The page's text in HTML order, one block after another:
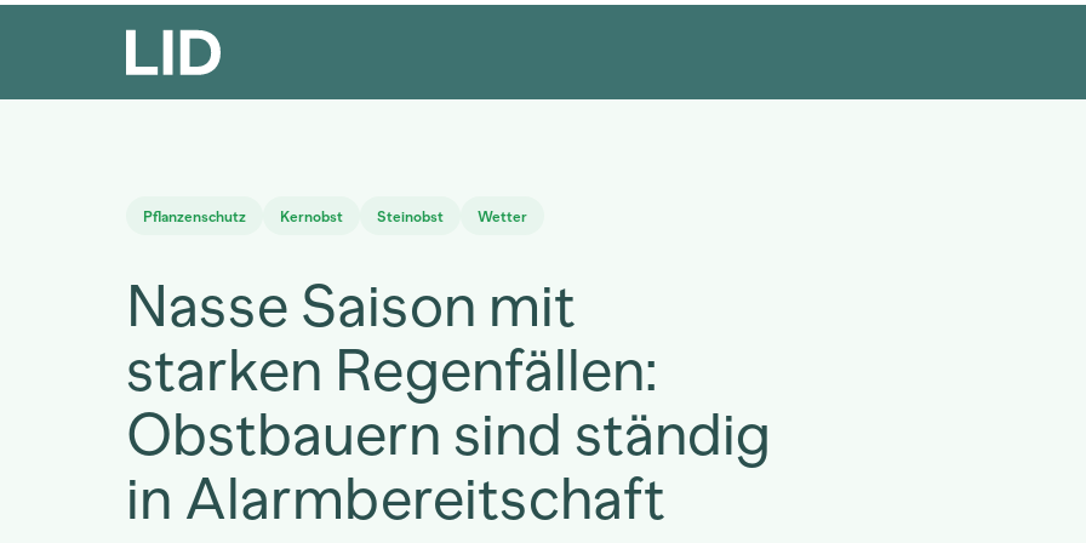
Pflanzenschutz Kernobst Steinobst Wetter
Nasse Saison mit
starken Regenfällen:
Obstbauern sind ständig
in Alarmbereitschaft